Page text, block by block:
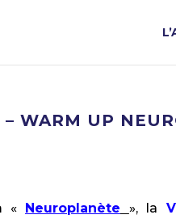
WARM UP
« Neuroplanète », la